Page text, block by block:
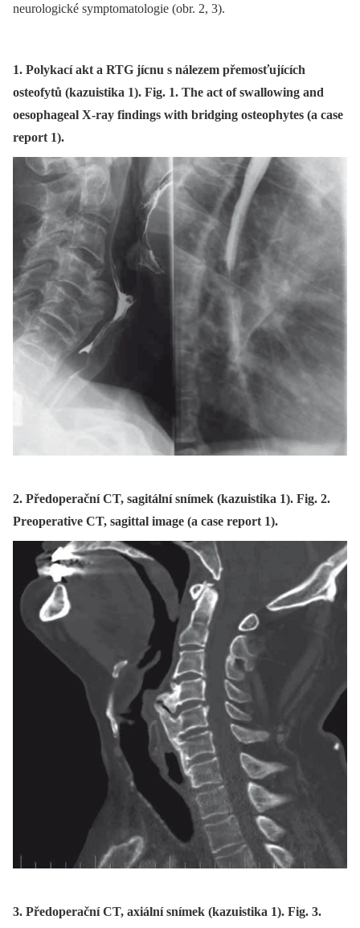
neurologické symptomatologie (obr. 2, 3).
1. Polykací akt a RTG jícnu s nálezem přemosťujících
osteofytů (kazuistika 1). Fig. 1. The act of swallowing and
oesophageal X-ray findings with bridging osteophytes (a case
report 1).
2. Předoperační CT, sagitální snímek (kazuistika 1). Fig. 2.
Preoperative CT, sagittal image (a case report 1).
3. Předoperační CT, axiální snímek (kazuistika 1). Fig. 3.